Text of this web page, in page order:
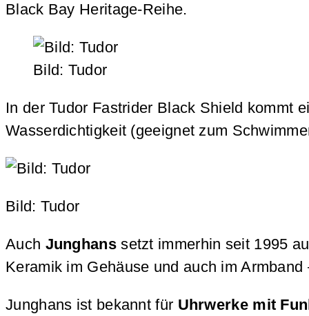
Black Bay Heritage-Reihe.
Bild: Tudor
In der Tudor Fastrider Black Shield kommt
Wasserdichtigkeit (geeignet zum
Bild: Tudor
Auch Junghanssetzt immerhin seit 1995
Keramik im Gehäuse und auch im
Junghans ist bekannt für Uhrwerke mit